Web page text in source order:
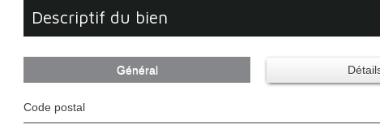
descriptif du bien
Général
Code postal